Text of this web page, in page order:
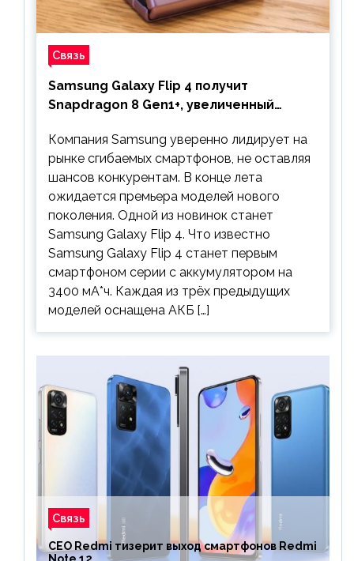
Связь
Samsung Galaxy Flip 4 получит
Snapdragon 8 Gen1+, увеличенный
предшественника
Компания Samsung уверенно лидирует на
рынке сгибаемых смартфонов, не оставляя
шансов конкурентам. В конце лета
ожидается премьера моделей нового
поколения. Одной из новинок станет
Samsung Galaxy Flip 4. Что известно
Samsung Galaxy Flip 4 станет первым
смартфоном серии с аккумулятором на
3400 мА*ч. Каждая из трёх предыдущих
моделей оснащена АКБ […]
Связь
CEO Redmi тизерит выход смартфонов Redmi